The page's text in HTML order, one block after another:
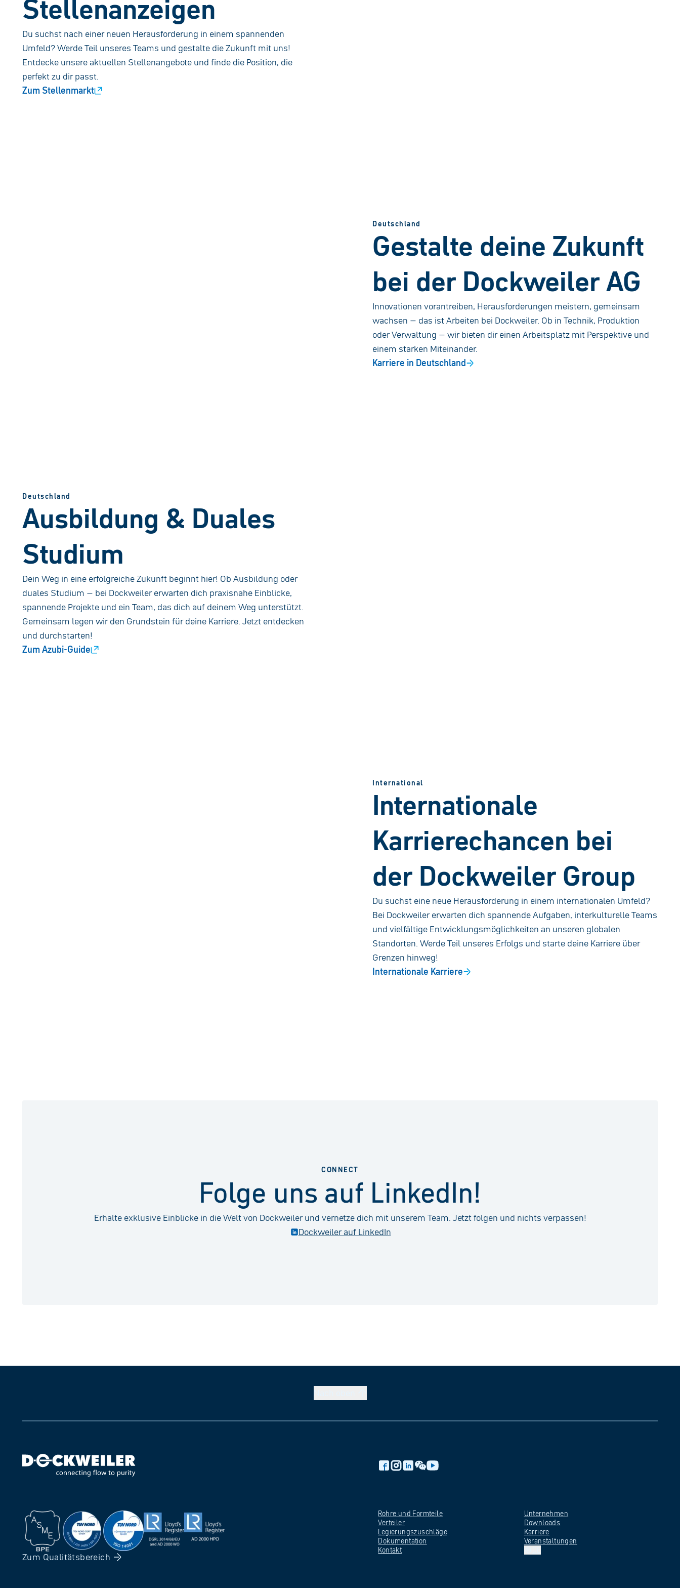
Stellenanzeigen
Du suchst nach einer neuen Herausforderung in einem spannenden
Umfeld? Werde Teil unseres Teams und gestalte die Zukunft mit uns!
Entdecke unsere aktuellen Stellenangebote und finde die Position, die
perfekt zu dir passt.
Zum Stellenmarkt
Deutschland
Gestalte deine Zukunft
bei der Dockweiler AG
Innovationen vorantreiben, Herausforderungen meistern, gemeinsam
wachsen – das ist Arbeiten bei Dockweiler. Ob in Technik, Produktion
oder Verwaltung – wir bieten dir einen Arbeitsplatz mit Perspektive und
einem starken Miteinander.
Karriere in Deutschland
Deutschland
Ausbildung & Duales
Studium
Dein Weg in eine erfolgreiche Zukunft beginnt hier! Ob Ausbildung oder
duales Studium – bei Dockweiler erwarten dich praxisnahe Einblicke,
spannende Projekte und ein Team, das dich auf deinem Weg unterstützt.
Gemeinsam legen wir den Grundstein für deine Karriere. Jetzt entdecken
und durchstarten!
Zum Azubi-Guide
International
Internationale
Karrierechancen bei
der Dockweiler Group
Du suchst eine neue Herausforderung in einem internationalen Umfeld?
Bei Dockweiler erwarten dich spannende Aufgaben, interkulturelle Teams
und vielfältige Entwicklungsmöglichkeiten an unseren globalen
Standorten. Werde Teil unseres Erfolgs und starte deine Karriere über
Grenzen hinweg!
Internationale Karriere
CONNECT
Folge uns auf LinkedIn!
Erhalte exklusive Einblicke in die Welt von Dockweiler und vernetze dich mit unserem Team. Jetzt folgen und nichts verpassen!
Dockweiler auf LinkedIn
Zum Qualitätsbereich
Rohre und Formteile
Verteiler
Legierungszuschläge
Dokumentation
Kontakt
Unternehmen
Downloads
Karriere
Veranstaltungen